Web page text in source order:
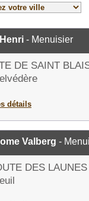
- Menuisier
DE SAINT
détails
Valberg -
DES LAUNES